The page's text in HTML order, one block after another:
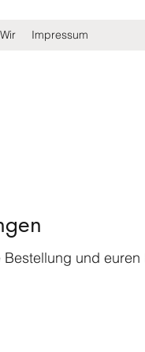
Wir Impressum
und euren